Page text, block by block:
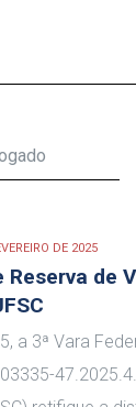
DE 2025
de
a 3ª Vara